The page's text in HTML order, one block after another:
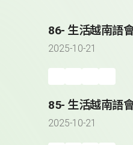
86- 生活越南語
2025-10-21
85- 生活越南語
2025-10-21